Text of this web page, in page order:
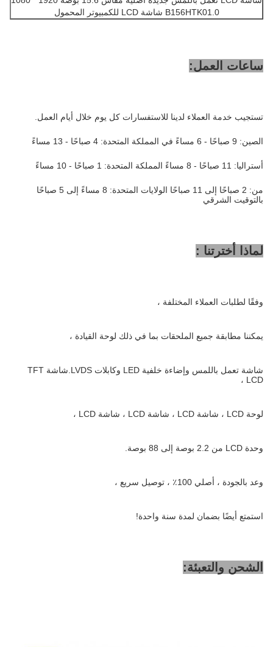
B156HTK01.0 شاشة LCD للكمبيوتر المحمول
ساعات العمل:
تستجيب خدمة العملاء لدينا للاستفسارات كل يوم خلال أيام العمل.
الصين: 9 صباحًا - 6 مساءً في المملكة المتحدة: 4 صباحًا - 13 مساءً
أستراليا: 11 صباحًا - 8 مساءً المملكة المتحدة: 1 صباحًا - 10 مساءً
من: 2 صباحًا إلى 11 صباحًا الولايات المتحدة: 8 مساءً إلى 5 صباحًا
بالتوقيت الشرقي
لماذا أخترتنا :
وفقًا لطلبات العملاء المختلفة ،
يمكننا مطابقة جميع الملحقات بما في ذلك لوحة القيادة ،
شاشة تعمل باللمس وإضاءة خلفية LED وكابلات LVDS.شاشة TFT
LCD ،
لوحة LCD ، شاشة LCD ، شاشة LCD ، شاشة LCD ،
وحدة LCD من 2.2 بوصة إلى 88 بوصة.
وعد بالجودة ، أصلي 100٪ ، توصيل سريع ،
استمتع أيضًا بضمان لمدة سنة واحدة!
الشحن والتعبئة: